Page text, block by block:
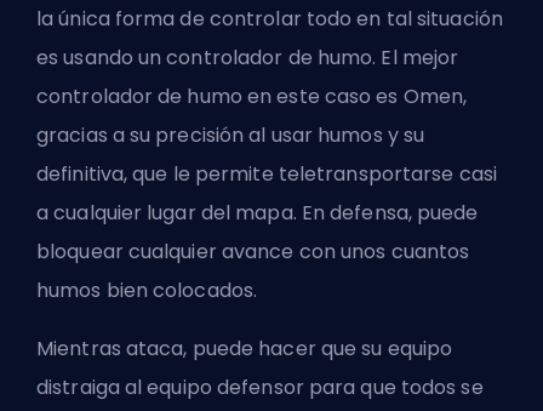
la única forma de controlar todo en tal situación
es usando un controlador de humo. El mejor
controlador de humo en este caso es Omen,
gracias a su precisión al usar humos y su
definitiva, que le permite teletransportarse casi
a cualquier lugar del mapa. En defensa, puede
bloquear cualquier avance con unos cuantos
humos bien colocados.
Mientras ataca, puede hacer que su equipo
distraiga al equipo defensor para que todos se